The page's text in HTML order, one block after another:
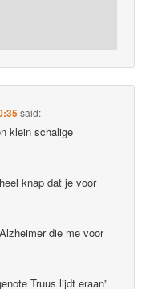
said:
klein schalige
knap dat je voor
die me voor
Truus lijdt eraan”